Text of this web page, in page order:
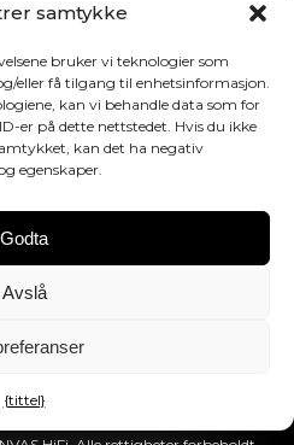
samtykke
bruker vi teknologier som
eller få tilgang til enhetsinformasjon.
kan vi behandle data som for
er på dette nettstedet. Hvis du ikke
kan det ha negativ
egenskaper.
Godta
Avslå
{tittel}
Ring +45 29 75 00 45
ApS
4
DK43519425